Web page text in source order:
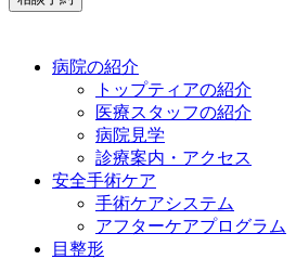
方
テ
Close
病院の紹介
トップティアの紹介
医療スタッフの紹介
病院見学
診療案内・アクセス
安全手術ケア
手術ケアシステム
アフターケアプログラム
目整形